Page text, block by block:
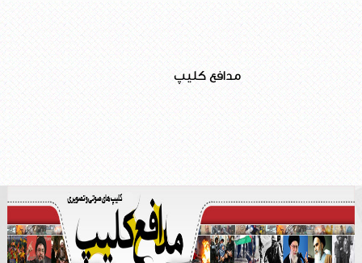
مدافع کلیپ